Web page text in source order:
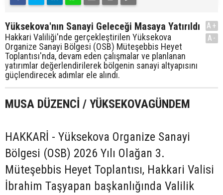
Yüksekova'nın Sanayi Geleceği Masaya Yatırıldı
Hakkari Valiliği'nde gerçekleştirilen Yüksekova
Organize Sanayi Bölgesi (OSB) Müteşebbis Heyet
Toplantısı'nda, devam eden çalışmalar ve planlanan
yatırımlar değerlendirilerek bölgenin sanayi altyapısını
güçlendirecek adımlar ele alındı.
A+
A-
MUSA DÜZENCİ / YÜKSEKOVAGÜNDEM
HAKKARİ - Yüksekova Organize Sanayi
Bölgesi (OSB) 2026 Yılı Olağan 3.
Müteşebbis Heyet Toplantısı, Hakkari Valisi
İbrahim Taşyapan başkanlığında Valilik